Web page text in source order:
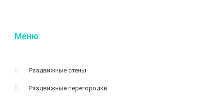
Меню
Раздвижные стены
Раздвижные перегородки